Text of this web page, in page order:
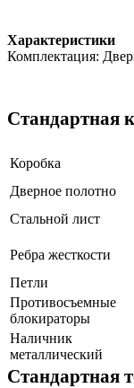
Характеристики
Комплектация:
Стандартная
Коробка
Дверное полотно
Стальной лист
Ребра жесткости
Петли
Противосъемные
блокираторы
Наличник
металлический
Стандартная